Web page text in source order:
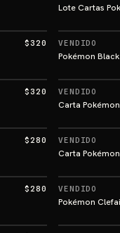
Lote Cartas
$320 VENDIDO
Pokémon
$320 VENDIDO
Carta
$280 VENDIDO
Carta
$280 VENDIDO
Pokémon